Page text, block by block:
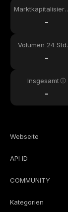
Marktkapitalisieru
-
Volumen 24 Std.
-
Insgesamt
-
Webseite
API ID
COMMUNITY
Kategorien